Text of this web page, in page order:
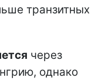
транзитных
через
однако